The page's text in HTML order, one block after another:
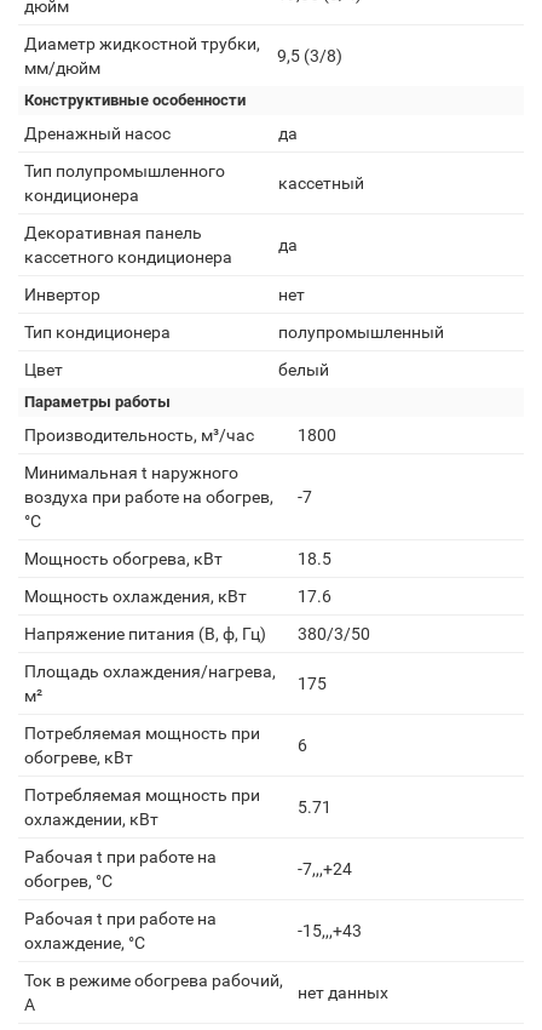
дюйм
Диаметр жидкостной трубки,
мм/дюйм
9,5 (3/8)
Конструктивные особенности
Дренажный насос
да
Тип полупромышленного
кондиционера
кассетный
Декоративная панель
кассетного кондиционера
да
Инвертор
нет
Тип кондиционера
полупромышленный
Цвет
белый
Параметры работы
Производительность, м³/час
1800
Минимальная t наружного
воздуха при работе на обогрев,
°С
-7
Мощность обогрева, кВт
18.5
Мощность охлаждения, кВт
17.6
Напряжение питания (В, ф, Гц)
380/3/50
Площадь охлаждения/нагрева,
м²
175
Потребляемая мощность при
обогреве, кВт
6
Потребляемая мощность при
охлаждении, кВт
5.71
Рабочая t при работе на
обогрев, °С
-7,,,+24
Рабочая t при работе на
охлаждение, °С
-15,,,+43
Ток в режиме обогрева рабочий,
А
нет данных